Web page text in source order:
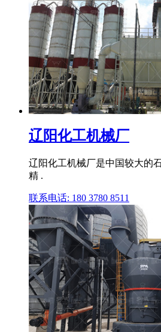
辽阳化工机械厂
辽阳化工机械厂是中国较大的
精 .
联系电话: 180 3780 8511